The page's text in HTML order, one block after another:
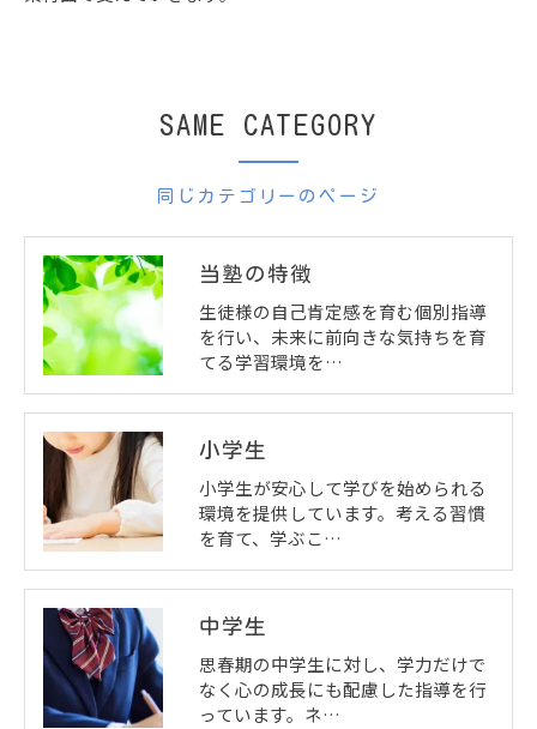
同じカテゴリーのページ
SAME CATEGORY
当塾の特徴
生徒様の自己肯定感を育む個別指導
を行い、未来に前向きな気持ちを育
てる学習環境を…
小学生
小学生が安心して学びを始められる
環境を提供しています。考える習慣
を育て、学ぶこ…
中学生
思春期の中学生に対し、学力だけで
なく心の成長にも配慮した指導を行
っています。ネ…